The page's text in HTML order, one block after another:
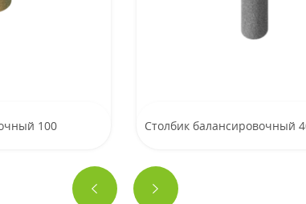
100 Столбик балансировочный